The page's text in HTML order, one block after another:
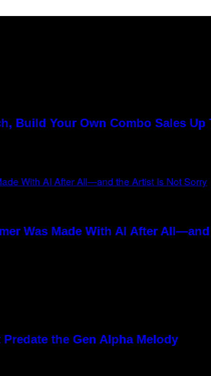
Build Your Own Combo Sales Up
Was Made With AI After
the Gen Alpha Melody